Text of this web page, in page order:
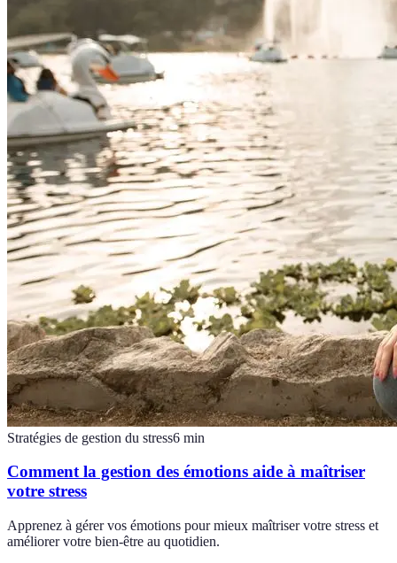
Stratégies de gestion du stress6 min
Comment la gestion des émotions aide à maîtriser
votre stress
Apprenez à gérer vos émotions pour mieux maîtriser votre stress et
améliorer votre bien-être au quotidien.